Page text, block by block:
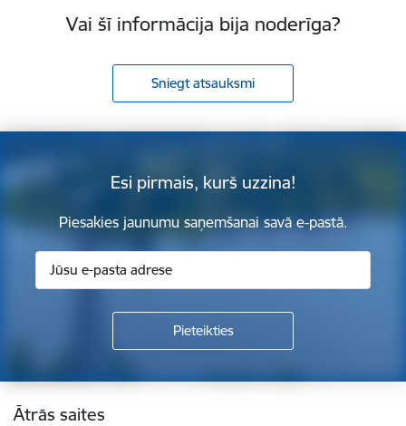
Vai šī informācija bija noderīga?
Sniegt atsauksmi
Esi pirmais, kurš uzzina!
Piesakies jaunumu saņemšanai savā e-pastā.
Kājene
Ātrās saites